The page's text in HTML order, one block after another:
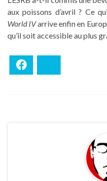
aux poissons d’avril ? Ce
World IVarrive enfin en
qu’il soit accessible au plus